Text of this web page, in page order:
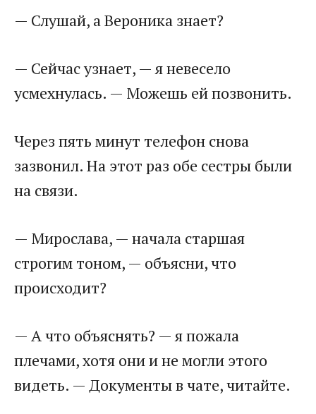
— Слушай, а Вероника знает?
— Сейчас узнает, — я невесело
усмехнулась. — Можешь ей позвонить.
Через пять минут телефон снова
зазвонил. На этот раз обе сестры были
на связи.
— Мирослава, — начала старшая
строгим тоном, — объясни, что
происходит?
— А что объяснять? — я пожала
плечами, хотя они и не могли этого
видеть. — Документы в чате, читайте.